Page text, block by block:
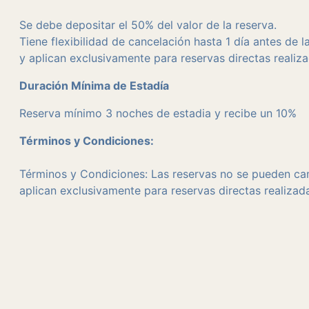
Se debe depositar el 50% del valor de la reserva.
Tiene flexibilidad de cancelación hasta 1 día antes de
y aplican exclusivamente para reservas directas
Duración Mínima de Estadía
Reserva mínimo 3 noches de estadia y recibe un 10%
Términos y Condiciones:
Términos y Condiciones: Las reservas no se pueden
aplican exclusivamente para reservas directas